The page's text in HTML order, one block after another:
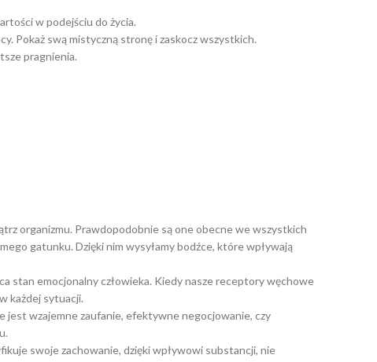
w podejściu do życia.
Pokaż swą mistyczną stronę i zaskocz wszystkich.
pragnienia.
organizmu. Prawdopodobnie są one obecne we wszystkich
gatunku. Dzięki nim wysyłamy bodźce, które wpływają
stan emocjonalny człowieka. Kiedy nasze receptory węchowe
każdej sytuacji.
jest wzajemne zaufanie, efektywne negocjowanie, czy
swoje zachowanie, dzięki wpływowi substancji, nie